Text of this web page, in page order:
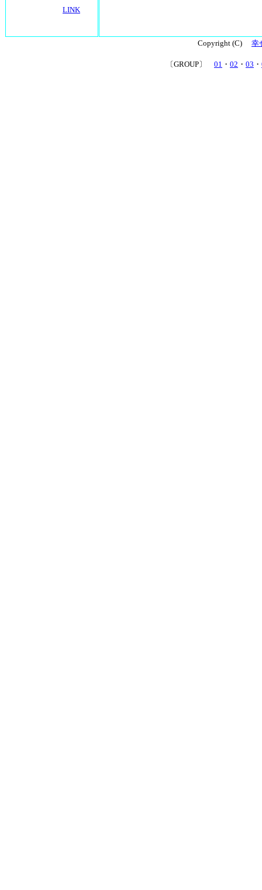
LINK
Copyright (C) 幸
〔GROUP〕 01 ・ 02 ・ 03 ・